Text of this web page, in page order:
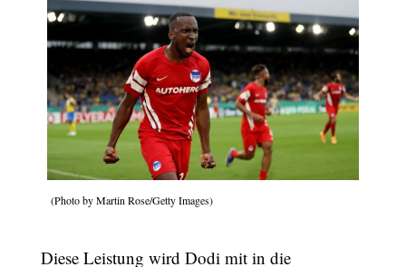
(Photo by Martin Rose/Getty Images)
Diese Leistung wird Dodi mit in die